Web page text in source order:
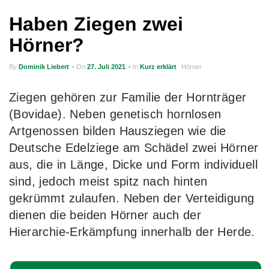
Haben Ziegen zwei
Hörner?
By Dominik Liebert • On 27. Juli 2021 • In Kurz erklärt Hörner
Ziegen gehören zur Familie der Hornträger
(Bovidae). Neben genetisch hornlosen
Artgenossen bilden Hausziegen wie die
Deutsche Edelziege am Schädel zwei Hörner
aus, die in Länge, Dicke und Form individuell
sind, jedoch meist spitz nach hinten
gekrümmt zulaufen. Neben der Verteidigung
dienen die beiden Hörner auch der
Hierarchie-Erkämpfung innerhalb der Herde.